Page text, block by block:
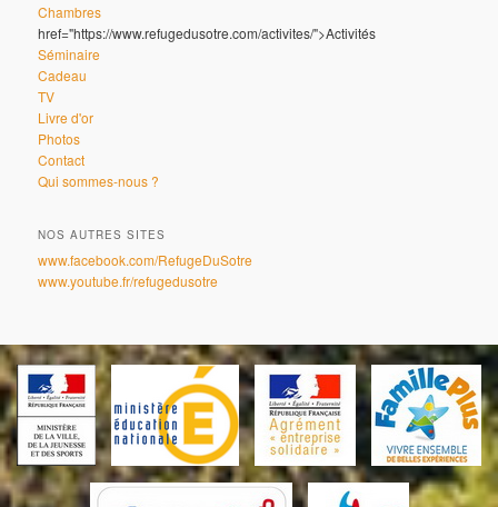
Chambres
href="https://www.refugedusotre.com/activites/">Activités
Séminaire
Cadeau
TV
Livre d'or
Photos
Contact
Qui sommes-nous ?
NOS AUTRES SITES
www.facebook.com/RefugeDuSotre
www.youtube.fr/refugedusotre